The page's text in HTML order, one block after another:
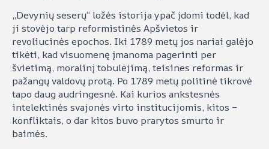
„Devynių seserų“ ložės istorija ypač įdomi todėl, kad
ji stovėjo tarp reformistinės Apšvietos ir
revoliucinės epochos. Iki 1789 metų jos nariai galėjo
tikėti, kad visuomenę įmanoma pagerinti per
švietimą, moralinį tobulėjimą, teisines reformas ir
pažangų valdovų protą. Po 1789 metų politinė tikrovė
tapo daug audringesnė. Kai kurios ankstesnės
intelektinės svajonės virto institucijomis, kitos –
konfliktais, o dar kitos buvo prarytos smurto ir
baimės.